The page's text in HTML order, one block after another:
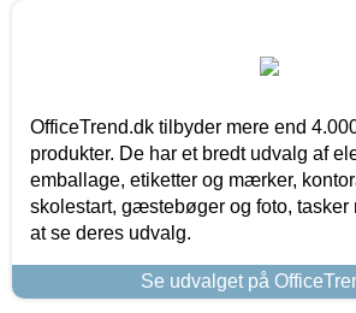
OfficeTrend.dk tilbyder mere end
produkter. De har et bredt udvalg af
emballage, etiketter og mærker,
skolestart, gæstebøger og foto, tasker
at se deres udvalg.
Se udvalget på